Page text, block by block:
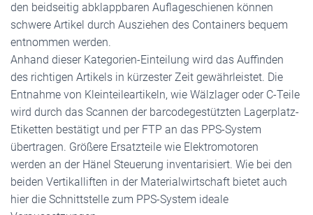
den beidseitig abklappbaren Auflageschienen können
schwere Artikel durch Ausziehen des Containers bequem
entnommen werden.
Anhand dieser Kategorien-Einteilung wird das Auffinden
des richtigen Artikels in kürzester Zeit gewährleistet. Die
Entnahme von Kleinteileartikeln, wie Wälzlager oder C-Teile
wird durch das Scannen der barcodegestützten Lagerplatz-
Etiketten bestätigt und per FTP an das PPS-System
übertragen. Größere Ersatzteile wie Elektromotoren
werden an der Hänel Steuerung inventarisiert. Wie bei den
beiden Vertikalliften in der Materialwirtschaft bietet auch
hier die Schnittstelle zum PPS-System ideale